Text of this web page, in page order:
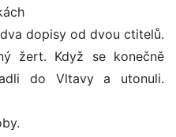
dopisy od dvou ctitelů.
žert. Když se konečně
do Vltavy a utonuli.